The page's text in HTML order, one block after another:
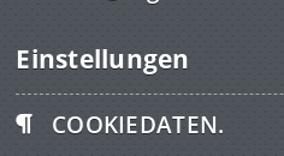
Einstellungen
COOKIEDATEN.